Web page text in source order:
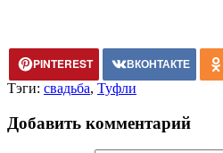
PINTEREST ВКОНТАКТЕ
Тэги: свадьба, Туфли
Добавить комментарий